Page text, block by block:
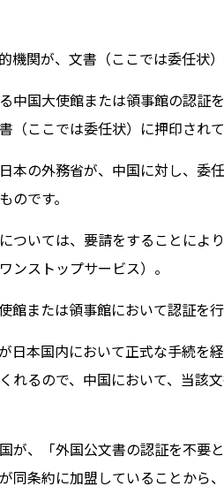
機関が、文書（ここでは委任状
中国大使館または領事館の認証
（ここでは委任状）に押印され
本の外務省が、中国に対し、委
のです。
ついては、要請をすることによ
ンストップサービス）。
館または領事館において認証を行
日本国内において正式な手続を
れるので、中国において、当該
が、「外国公文書の認証を不要
同条約に加盟していることから